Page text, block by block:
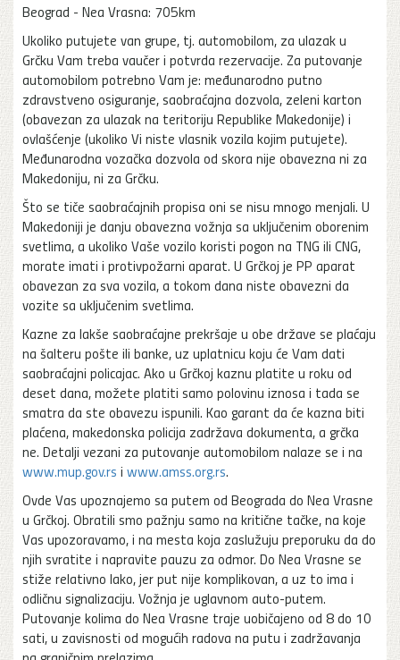
Beograd - Nea Vrasna: 705km
Ukoliko putujete van grupe, tj. automobilom, za ulazak u
Grčku Vam treba vaučer i potvrda rezervacije. Za putovanje
automobilom potrebno Vam je: međunarodno putno
zdravstveno osiguranje, saobraćajna dozvola, zeleni karton
(obavezan za ulazak na teritoriju Republike Makedonije) i
ovlašćenje (ukoliko Vi niste vlasnik vozila kojim putujete).
Međunarodna vozačka dozvola od skora nije obavezna ni za
Makedoniju, ni za Grčku.
Što se tiče saobraćajnih propisa oni se nisu mnogo menjali. U
Makedoniji je danju obavezna vožnja sa uključenim oborenim
svetlima, a ukoliko Vaše vozilo koristi pogon na TNG ili CNG,
morate imati i protivpožarni aparat. U Grčkoj je PP aparat
obavezan za sva vozila, a tokom dana niste obavezni da
vozite sa uključenim svetlima.
Kazne za lakše saobraćajne prekršaje u obe države se plaćaju
na šalteru pošte ili banke, uz uplatnicu koju će Vam dati
saobraćajni policajac. Ako u Grčkoj kaznu platite u roku od
deset dana, možete platiti samo polovinu iznosa i tada se
smatra da ste obavezu ispunili. Kao garant da će kazna biti
plaćena, makedonska policija zadržava dokumenta, a grčka
ne. Detalji vezani za putovanje automobilom nalaze se i na
www.mup.gov.rs i www.amss.org.rs.
Ovde Vas upoznajemo sa putem od Beograda do Nea Vrasne
u Grčkoj. Obratili smo pažnju samo na kritične tačke, na koje
Vas upozoravamo, i na mesta koja zaslužuju preporuku da do
njih svratite i napravite pauzu za odmor. Do Nea Vrasne se
stiže relativno lako, jer put nije komplikovan, a uz to ima i
odličnu signalizaciju. Vožnja je uglavnom auto-putem.
Putovanje kolima do Nea Vrasne traje uobičajeno od 8 do 10
sati, u zavisnosti od mogućih radova na putu i zadržavanja